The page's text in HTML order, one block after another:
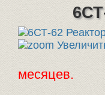
месяцев.